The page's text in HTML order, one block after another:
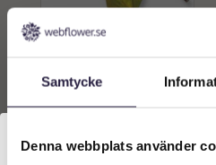
Samtycke
Denna webbplats använder
249
Lägg till i